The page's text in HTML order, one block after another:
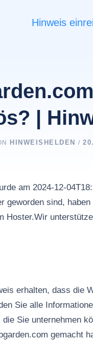
Hinweis
|
HINWEISHELDEN /
am 2024-12-
geworden sind,
Hoster.Wir
erhalten, dass die
Sie alle
Sie unternehmen
gemacht